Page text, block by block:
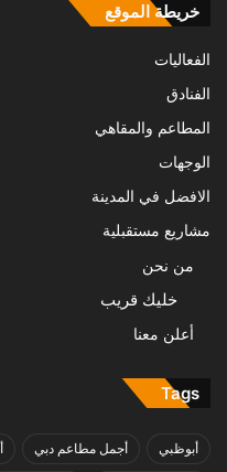
خريطة الموقع
الفعاليات
الفنادق
المطاعم والمقاهي
الوجهات
الافضل في المدينة
مشاريع مستقبلية
من نحن
خليك قريب
أعلن معنا
Tags
أبوظبي أجمل مطاعم دبي